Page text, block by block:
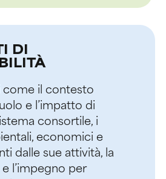
DI
come il contesto
e l’impatto di
consortile, i
economici e
dalle sue attività, la
l’impegno per